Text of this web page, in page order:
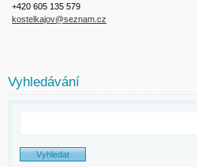
+420 605 135 579
kostelkajov@seznam.cz
Vyhledávání